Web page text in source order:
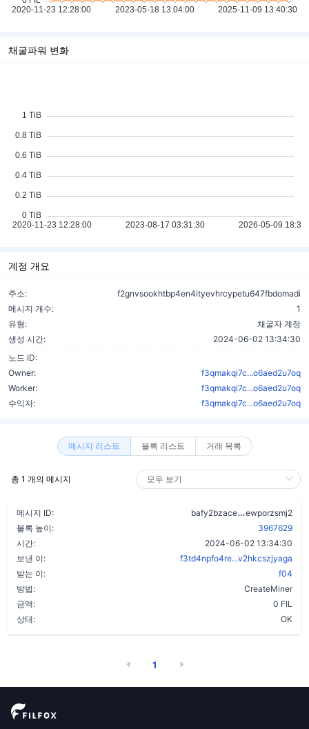
채굴파워 변화
계정 개요
주소:
f2gnvsookhtbp4en4ityevhrcypetu647fbdomadi
메시지 개수:
1
유형:
채굴자 계정
생성 시간:
2024-06-02 13:34:30
노드 ID:
Owner:
f3qmakqi7c...o6aed2u7oq
Worker:
f3qmakqi7c...o6aed2u7oq
수익자:
f3qmakqi7c...o6aed2u7oq
메시지 리스트 블록 리스트 거래 목록
총 1 개의 메시지
메시지 ID: bafy2bzace
ewporzsmj2
블록 높이:
3967629
시간:
2024-06-02 13:34:30
보낸 이:
f3td4npfo4re...v2hkcszjyaga
받는 이:
f04
방법:
CreateMiner
금액:
0 FIL
상태:
OK
1